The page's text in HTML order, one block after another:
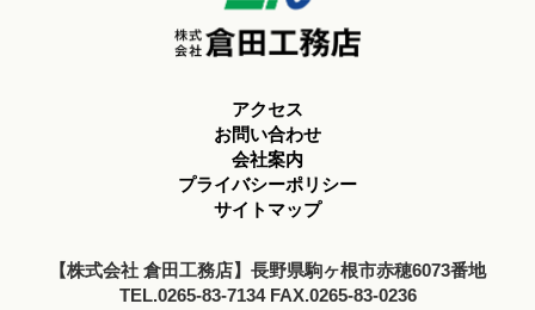
アクセス
お問い合わせ
会社案内
プライバシーポリシー
サイトマップ
【株式会社 倉田工務店】長野県駒ヶ根市赤穂6073番地
TEL.0265-83-7134 FAX.0265-83-0236